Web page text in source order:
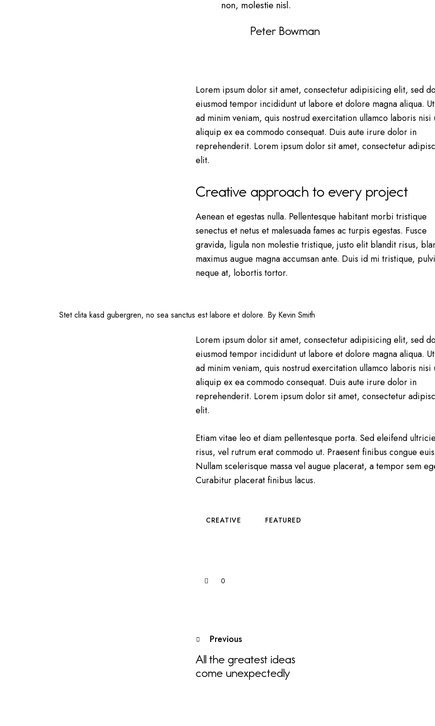
non, molestie nisl.
Peter Bowman
Lorem ipsum dolor sit amet, consectetur adipisicing elit, sed
eiusmod tempor incididunt ut labore et dolore magna aliqua.
ad minim veniam, quis nostrud exercitation ullamco laboris nisi
aliquip ex ea commodo consequat. Duis aute irure dolor in
reprehenderit. Lorem ipsum dolor sit amet, consectetur
elit.
Creative approach to every project
Aenean et egestas nulla. Pellentesque habitant morbi tristique
senectus et netus et malesuada fames ac turpis egestas. Fusce
gravida, ligula non molestie tristique, justo elit blandit risus,
maximus augue magna accumsan ante. Duis id mi tristique,
neque at, lobortis tortor.
Stet clita kasd gubergren, no sea sanctus est labore et dolore. By Kevin Smith
Lorem ipsum dolor sit amet, consectetur adipisicing elit, sed
eiusmod tempor incididunt ut labore et dolore magna aliqua.
ad minim veniam, quis nostrud exercitation ullamco laboris nisi
aliquip ex ea commodo consequat. Duis aute irure dolor in
reprehenderit. Lorem ipsum dolor sit amet, consectetur
elit.
Etiam vitae leo et diam pellentesque porta. Sed eleifend
risus, vel rutrum erat commodo ut. Praesent finibus congue
Nullam scelerisque massa vel augue placerat, a tempor sem
Curabitur placerat finibus lacus.
CREATIVE FEATURED
0
Previous
All the greatest ideas
come unexpectedly